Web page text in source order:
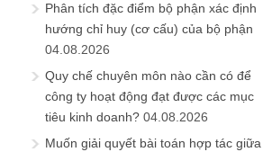
Phân tích đặc điểm bộ phận xác định
hướng chỉ huy (cơ cấu) của bộ phận
04.08.2026
Quy chế chuyên môn nào cần có để
công ty hoạt động đạt được các mục
tiêu kinh doanh? 04.08.2026
Muốn giải quyết bài toán hợp tác giữa